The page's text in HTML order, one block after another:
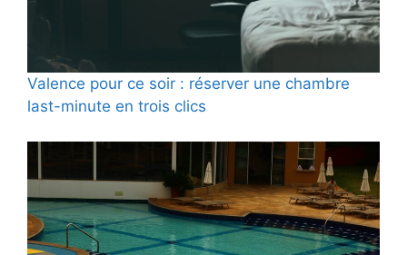
Valence pour ce soir : réserver une chambre
last-minute en trois clics